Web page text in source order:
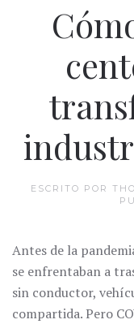
ESCRITO POR
Antes de la
se enfrentaban a
sin conductor,
compartida. Pero